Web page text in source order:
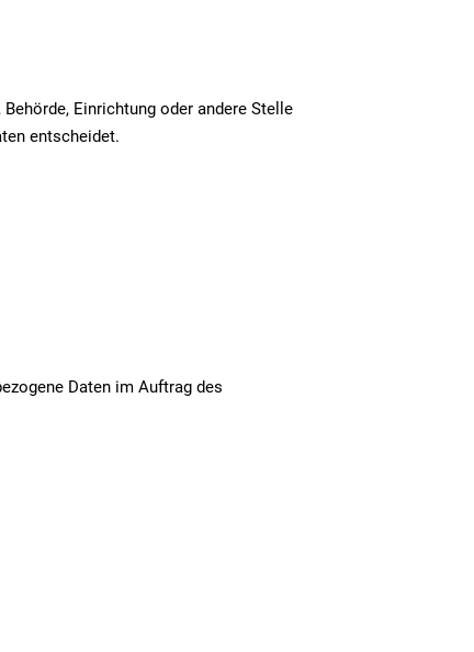
Einrichtung oder andere Stelle
entscheidet.
Daten im Auftrag des